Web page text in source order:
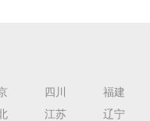
四川 福建
江苏 辽宁